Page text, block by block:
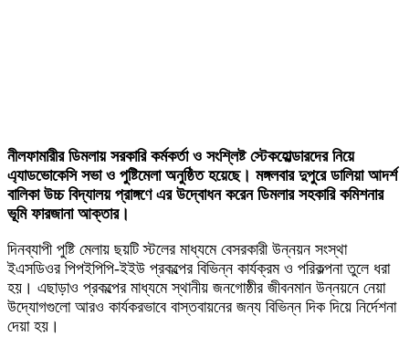
নীলফামারীর ডিমলায় সরকারি কর্মকর্তা ও সংশ্লিষ্ট স্টেকহোল্ডারদের নিয়ে
এ্যাডভোকেসি সভা ও পুষ্টিমেলা অনুষ্ঠিত হয়েছে। মঙ্গলবার দুপুরে ডালিয়া আদর্শ
বালিকা উচ্চ বিদ্যালয় প্রাঙ্গণে এর উদ্বোধন করেন ডিমলার সহকারি কমিশনার
ভূমি ফারজানা আক্তার।
দিনব্যাপী পুষ্টি মেলায় ছয়টি স্টলের মাধ্যমে বেসরকারী উন্নয়ন সংস্থা
ইএসডিওর পিপইপিপি-ইইউ প্রকল্পের বিভিন্ন কার্যক্রম ও পরিকল্পনা তুলে ধরা
হয়। এছাড়াও প্রকল্পের মাধ্যমে স্থানীয় জনগোষ্ঠীর জীবনমান উন্নয়নে নেয়া
উদ্যোগগুলো আরও কার্যকরভাবে বাস্তবায়নের জন্য বিভিন্ন দিক দিয়ে নির্দেশনা
দেয়া হয়।